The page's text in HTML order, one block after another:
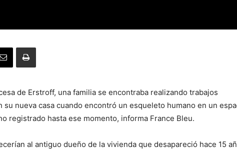
de Erstroff, una familia se encontraba realizando trabajos
su nueva casa cuando encontró un esqueleto humano en un
registrado hasta ese momento, informa France Bleu.
al antiguo dueño de la vivienda que desapareció hace 15